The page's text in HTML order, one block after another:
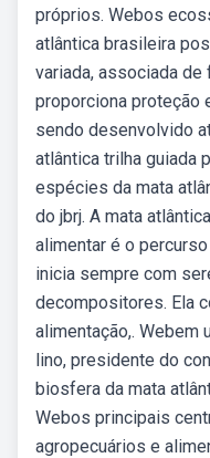
próprios. Webos
atlântica brasileira
variada, associada
proporciona proteção
sendo desenvolvido
atlântica trilha guiada
espécies da mata
do jbrj. A mata
alimentar é o
inicia sempre com
decompositores. Ela
alimentação,. Webem
lino, presidente do
biosfera da mata
Webos principais
agropecuários e